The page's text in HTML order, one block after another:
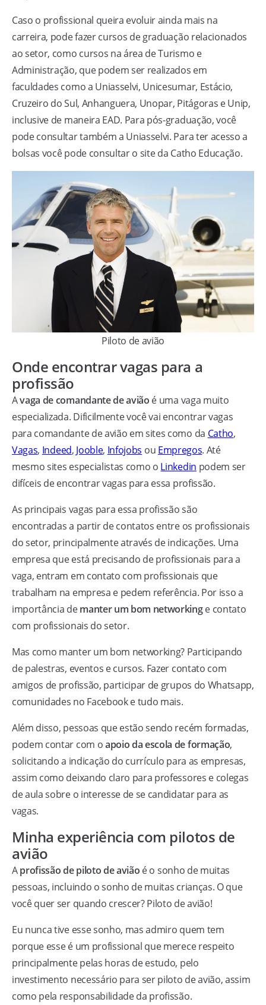
Caso o profissional queira evoluir ainda mais na
carreira, pode fazer cursos de graduação relacionados
ao setor, como cursos na área de Turismo e
Administração, que podem ser realizados em
faculdades como a Uniasselvi, Unicesumar, Estácio,
Cruzeiro do Sul, Anhanguera, Unopar, Pitágoras e Unip,
inclusive de maneira EAD. Para pós-graduação, você
pode consultar também a Uniasselvi. Para ter acesso a
bolsas você pode consultar o site da Catho Educação.
Piloto de avião
Onde encontrar vagas para a
profissão
Avaga de comandante de avião é uma vaga muito
especializada. Dificilmente você vai encontrar vagas
para comandante de avião em sites como da Catho,
Vagas, Indeed, Jooble, Infojobs ou Empregos. Até
mesmo sites especialistas como o Linkedin podem ser
difíceis de encontrar vagas para essa profissão.
As principais vagas para essa profissão são
encontradas a partir de contatos entre os profissionais
do setor, principalmente através de indicações. Uma
empresa que está precisando de profissionais para a
vaga, entram em contato com profissionais que
trabalham na empresa e pedem referência. Por isso a
importância demanter um bom networkinge contato
com profissionais do setor.
Mas como manter um bom networking? Participando
de palestras, eventos e cursos. Fazer contato com
amigos de profissão, participar de grupos do Whatsapp,
comunidades no Facebook e tudo mais.
Além disso, pessoas que estão sendo recém formadas,
podem contar com oapoio da escola de formação,
solicitando a indicação do currículo para as empresas,
assim como deixando claro para professores e colegas
de aula sobre o interesse de se candidatar para as
vagas.
Minha experiência com pilotos de
avião
Aprofissão de piloto de avião é o sonho de muitas
pessoas, incluindo o sonho de muitas crianças. O que
você quer ser quando crescer? Piloto de avião!
Eu nunca tive esse sonho, mas admiro quem tem
porque esse é um profissional que merece respeito
principalmente pelas horas de estudo, pelo
investimento necessário para ser piloto de avião, assim
como pela responsabilidade da profissão.